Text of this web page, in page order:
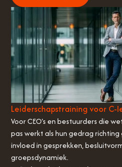
Leiderschapstraining voor C-
Voor CEO’s en bestuurders die
pas werkt als hun gedrag
invloed in gesprekken,
groepsdynamiek.